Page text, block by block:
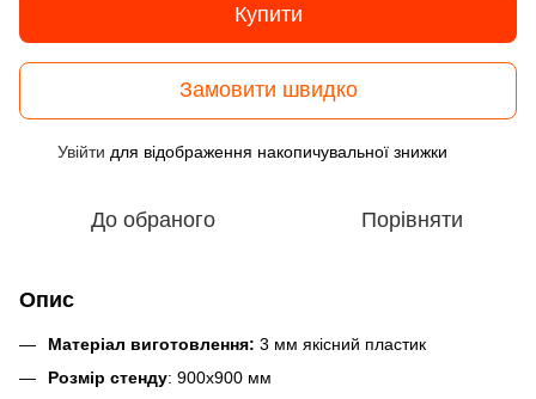
Купити
Замовити швидко
Увійти для відображення накопичувальної знижки
До обраного Порівняти
Опис
Матеріал виготовлення: 3 мм якісний пластик
Розмір стенду: 900х900 мм